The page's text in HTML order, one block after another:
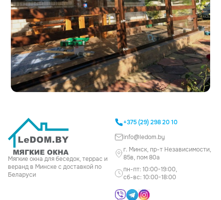
Мягкие окна для беседок, террас и
веранд в Минске с доставкой по
Беларуси
+375 (29) 298 20 10
info@ledom.by
г. Минск, пр-т Независимости,
85в, пом 80а
пн-пт: 10:00-19:00,
сб-вс: 10:00-18:00